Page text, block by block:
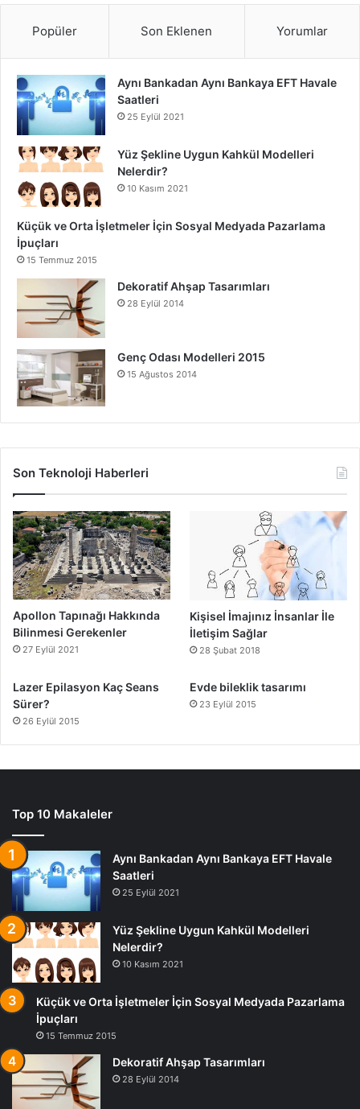
Popüler Son Eklenen Yorumlar
Aynı Bankadan Aynı Bankaya EFT Havale
Saatleri
25 Eylül 2021
Yüz Şekline Uygun Kahkül Modelleri
Nelerdir?
10 Kasım 2021
Küçük ve Orta İşletmeler İçin Sosyal Medyada Pazarlama
İpuçları
15 Temmuz 2015
Dekoratif Ahşap Tasarımları
28 Eylül 2014
Genç Odası Modelleri 2015
15 Ağustos 2014
Son Teknoloji Haberleri
Apollon Tapınağı Hakkında
Bilinmesi Gerekenler
27 Eylül 2021
Kişisel İmajınız İnsanlar İle
İletişim Sağlar
28 Şubat 2018
Lazer Epilasyon Kaç Seans
Sürer?
26 Eylül 2015
Evde bileklik tasarımı
23 Eylül 2015
Top 10 Makaleler
Aynı Bankadan Aynı Bankaya EFT Havale
Saatleri
25 Eylül 2021
Yüz Şekline Uygun Kahkül Modelleri
Nelerdir?
10 Kasım 2021
Küçük ve Orta İşletmeler İçin Sosyal Medyada Pazarlama
İpuçları
15 Temmuz 2015
Dekoratif Ahşap Tasarımları
28 Eylül 2014